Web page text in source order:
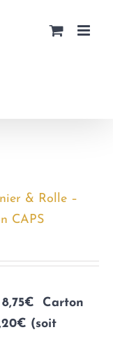
& Rolle –
CAPS
Carton
(soit